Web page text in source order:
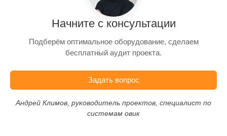
Начните с консультации
Подберём оптимальное оборудование, сделаем
бесплатный аудит проекта.
Задать вопрос
Андрей Климов, руководитель проектов, специалист по
системам овик